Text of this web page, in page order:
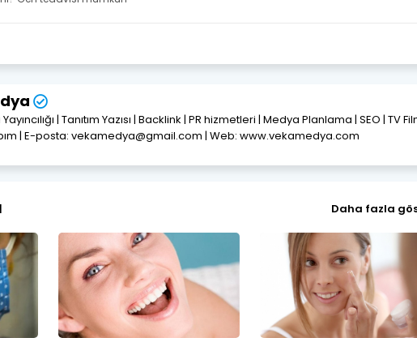
| Tanıtım Yazısı | Backlink | PR hizmetleri | Medya Planlama | SEO | TV
| E-posta: vekamedya@gmail.com | Web: www.vekamedya.com
Daha fazla